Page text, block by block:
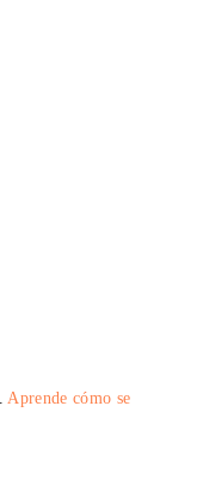
Aprende cómo se